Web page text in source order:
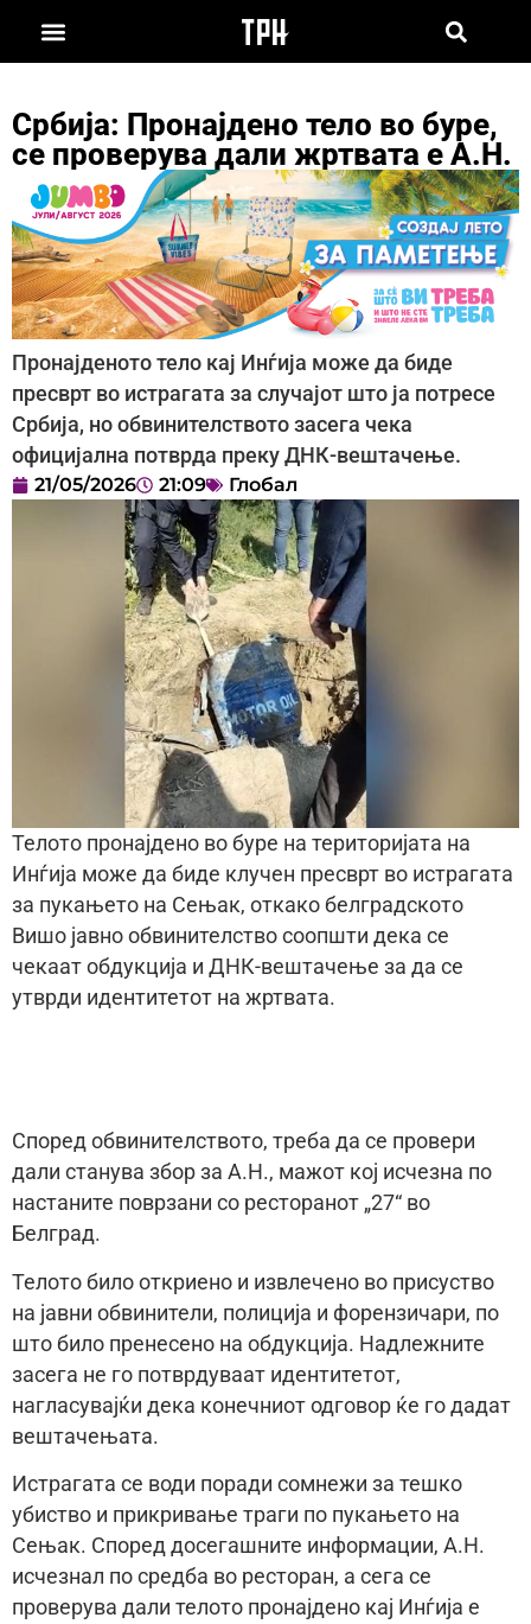
Србија: Пронајдено тело во буре,
се проверува дали жртвата е А.Н.
Пронајденото тело кај Инѓија може да биде
пресврт во истрагата за случајот што ја потресе
Србија, но обвинителството засега чека
официјална потврда преку ДНК-вештачење.
21/05/2026 21:09 Глобал
Телото пронајдено во буре на територијата на
Инѓија може да биде клучен пресврт во истрагата
за пукањето на Сењак, откако белградското
Вишо јавно обвинителство соопшти дека се
чекаат обдукција и ДНК-вештачење за да се
утврди идентитетот на жртвата.
Според обвинителството, треба да се провери
дали станува збор за А.Н., мажот кој исчезна по
настаните поврзани со ресторанот „27“ во
Белград.
Телото било откриено и извлечено во присуство
на јавни обвинители, полиција и форензичари, по
што било пренесено на обдукција. Надлежните
засега не го потврдуваат идентитетот,
нагласувајќи дека конечниот одговор ќе го дадат
вештачењата.
Истрагата се води поради сомнежи за тешко
убиство и прикривање траги по пукањето на
Сењак. Според досегашните информации, А.Н.
исчезнал по средба во ресторан, а сега се
проверува дали телото пронајдено кај Инѓија е